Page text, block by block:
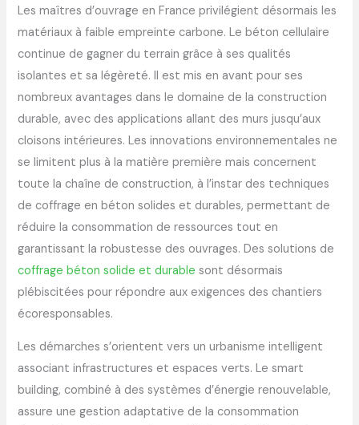
Les maîtres d’ouvrage en France privilégient désormais les
matériaux à faible empreinte carbone. Le béton cellulaire
continue de gagner du terrain grâce à ses qualités
isolantes et sa légèreté. Il est mis en avant pour ses
nombreux avantages dans le domaine de la construction
durable, avec des applications allant des murs jusqu’aux
cloisons intérieures. Les innovations environnementales ne
se limitent plus à la matière première mais concernent
toute la chaîne de construction, à l’instar des techniques
de coffrage en béton solides et durables, permettant de
réduire la consommation de ressources tout en
garantissant la robustesse des ouvrages. Des solutions de
coffrage béton solide et durable sont désormais
plébiscitées pour répondre aux exigences des chantiers
écoresponsables.
Les démarches s’orientent vers un urbanisme intelligent
associant infrastructures et espaces verts. Le smart
building, combiné à des systèmes d’énergie renouvelable,
assure une gestion adaptative de la consommation